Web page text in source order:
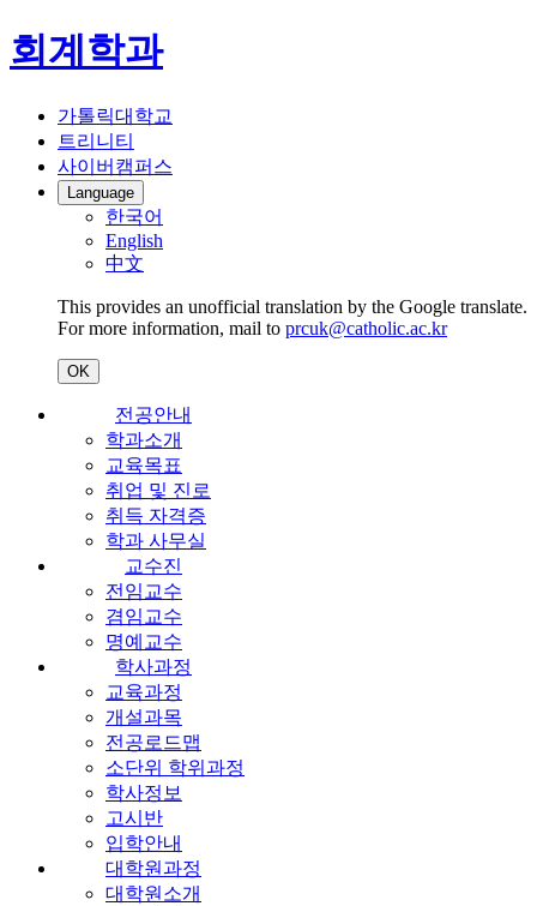
회계학과
가톨릭대학교
트리니티
사이버캠퍼스
Language
한국어
English
中文
This provides an unofficial translation by the Google translate.
For more information, mail to prcuk@catholic.ac.kr
OK
전공안내
학과소개
교육목표
취업 및 진로
취득 자격증
학과 사무실
교수진
전임교수
겸임교수
명예교수
학사과정
교육과정
개설과목
전공로드맵
소단위 학위과정
학사정보
고시반
입학안내
대학원과정
대학원소개